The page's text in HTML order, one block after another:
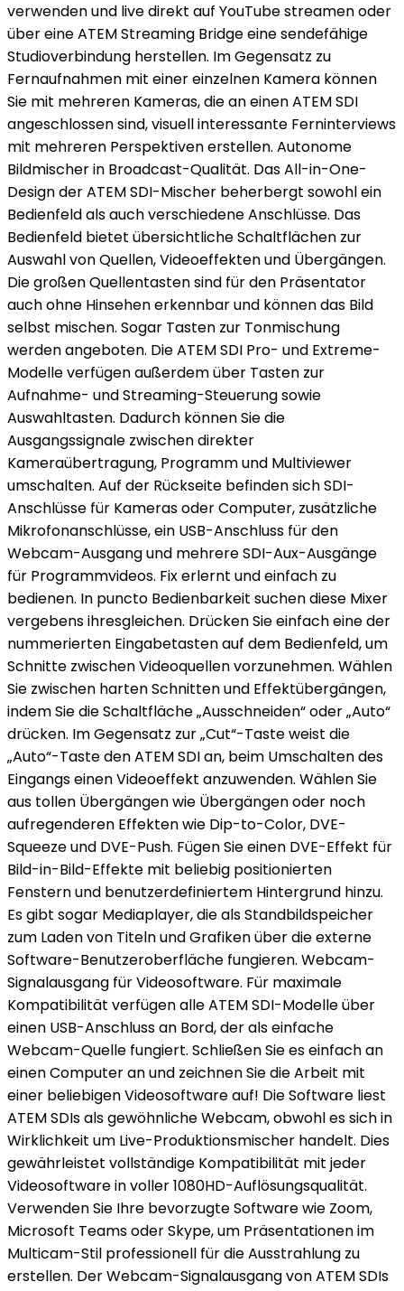
verwenden und live direkt auf YouTube streamen oder
über eine ATEM Streaming Bridge eine sendefähige
Studioverbindung herstellen. Im Gegensatz zu
Fernaufnahmen mit einer einzelnen Kamera können
Sie mit mehreren Kameras, die an einen ATEM SDI
angeschlossen sind, visuell interessante Ferninterviews
mit mehreren Perspektiven erstellen. Autonome
Bildmischer in Broadcast-Qualität. Das All-in-One-
Design der ATEM SDI-Mischer beherbergt sowohl ein
Bedienfeld als auch verschiedene Anschlüsse. Das
Bedienfeld bietet übersichtliche Schaltflächen zur
Auswahl von Quellen, Videoeffekten und Übergängen.
Die großen Quellentasten sind für den Präsentator
auch ohne Hinsehen erkennbar und können das Bild
selbst mischen. Sogar Tasten zur Tonmischung
werden angeboten. Die ATEM SDI Pro- und Extreme-
Modelle verfügen außerdem über Tasten zur
Aufnahme- und Streaming-Steuerung sowie
Auswahltasten. Dadurch können Sie die
Ausgangssignale zwischen direkter
Kameraübertragung, Programm und Multiviewer
umschalten. Auf der Rückseite befinden sich SDI-
Anschlüsse für Kameras oder Computer, zusätzliche
Mikrofonanschlüsse, ein USB-Anschluss für den
Webcam-Ausgang und mehrere SDI-Aux-Ausgänge
für Programmvideos. Fix erlernt und einfach zu
bedienen. In puncto Bedienbarkeit suchen diese Mixer
vergebens ihresgleichen. Drücken Sie einfach eine der
nummerierten Eingabetasten auf dem Bedienfeld, um
Schnitte zwischen Videoquellen vorzunehmen. Wählen
Sie zwischen harten Schnitten und Effektübergängen,
indem Sie die Schaltfläche „Ausschneiden“ oder „Auto“
drücken. Im Gegensatz zur „Cut“-Taste weist die
„Auto“-Taste den ATEM SDI an, beim Umschalten des
Eingangs einen Videoeffekt anzuwenden. Wählen Sie
aus tollen Übergängen wie Übergängen oder noch
aufregenderen Effekten wie Dip-to-Color, DVE-
Squeeze und DVE-Push. Fügen Sie einen DVE-Effekt für
Bild-in-Bild-Effekte mit beliebig positionierten
Fenstern und benutzerdefiniertem Hintergrund hinzu.
Es gibt sogar Mediaplayer, die als Standbildspeicher
zum Laden von Titeln und Grafiken über die externe
Software-Benutzeroberfläche fungieren. Webcam-
Signalausgang für Videosoftware. Für maximale
Kompatibilität verfügen alle ATEM SDI-Modelle über
einen USB-Anschluss an Bord, der als einfache
Webcam-Quelle fungiert. Schließen Sie es einfach an
einen Computer an und zeichnen Sie die Arbeit mit
einer beliebigen Videosoftware auf! Die Software liest
ATEM SDIs als gewöhnliche Webcam, obwohl es sich in
Wirklichkeit um Live-Produktionsmischer handelt. Dies
gewährleistet vollständige Kompatibilität mit jeder
Videosoftware in voller 1080HD-Auflösungsqualität.
Verwenden Sie Ihre bevorzugte Software wie Zoom,
Microsoft Teams oder Skype, um Präsentationen im
Multicam-Stil professionell für die Ausstrahlung zu
erstellen. Der Webcam-Signalausgang von ATEM SDIs